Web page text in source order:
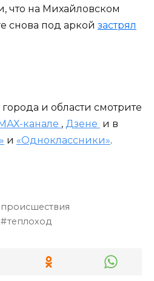
что на Михайловском
снова под аркой застрял
и области смотрите
канале , Дзене и в
и «Одноклассники».
происшествия
теплоход